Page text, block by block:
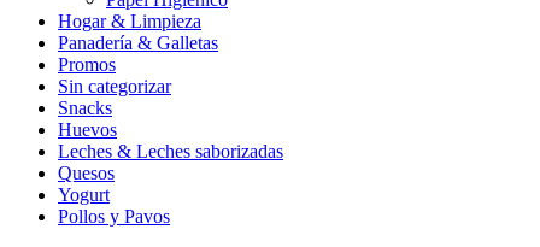
Hogar & Limpieza
Panadería & Galletas
Promos
Sin categorizar
Snacks
Huevos
Leches & Leches saborizadas
Quesos
Yogurt
Pollos y Pavos